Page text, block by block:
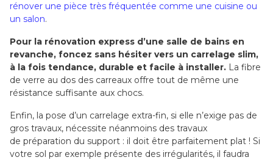
rénover une pièce très fréquentée comme une cuisine ou
un salon.
Pour la rénovation express d’une salle de bains en
revanche, foncez sans hésiter vers un carrelage slim,
à la fois tendance, durable et facile à installer. La fibre
de verre au dos des carreaux offre tout de même une
résistance suffisante aux chocs.
Enfin, la pose d’un carrelage extra-fin, si elle n’exige pas de
gros travaux, nécessite néanmoins des travaux
de préparation du support : il doit être parfaitement plat ! Si
votre sol par exemple présente des irrégularités, il faudra